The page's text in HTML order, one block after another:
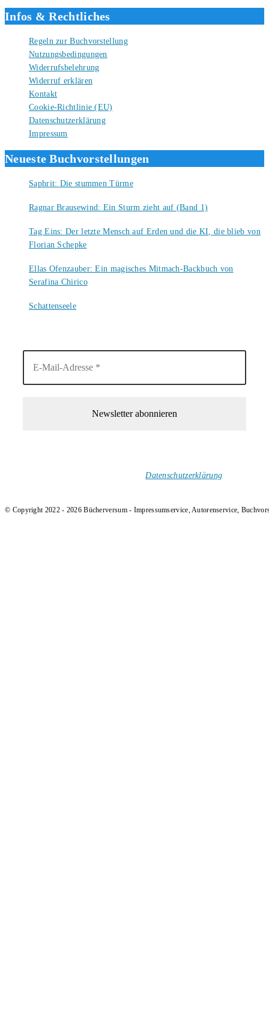
Infos & Rechtliches
Regeln zur Buchvorstellung
Nutzungsbedingungen
Widerrufsbelehrung
Widerruf erklären
Kontakt
Cookie-Richtlinie (EU)
Datenschutzerklärung
Impressum
Neueste Buchvorstellungen
Saphrit: Die stummen Türme
Ragnar Brausewind: Ein Sturm zieht auf (Band 1)
Tag Eins: Der letzte Mensch auf Erden und die KI, die blieb von
Florian Schepke
Ellas Ofenzauber: Ein magisches Mitmach-Backbuch von
Serafina Chirico
Schattenseele
Datenschutzerklärung
© Copyright 2022 - 2026 Bücherversum - Impressumservice, Autorenservice,